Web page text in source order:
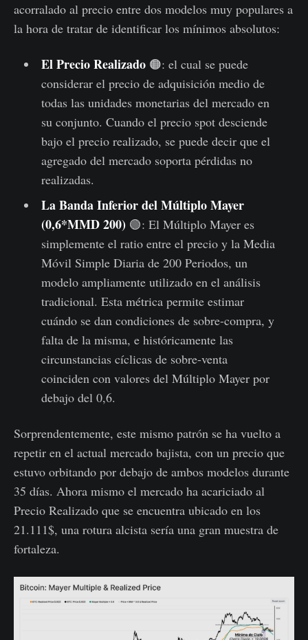
acorralado al precio entre dos modelos muy populares a
la hora de tratar de identificar los mínimos absolutos:
El Precio Realizado🟠: el cual se puede
considerar el precio de adquisición medio de
todas las unidades monetarias del mercado en
su conjunto. Cuando el precio spot desciende
bajo el precio realizado, se puede decir que el
agregado del mercado soporta pérdidas no
realizadas.
La Banda Inferior del Múltiplo Mayer
(0,6*MMD 200) 🟢: El Múltiplo Mayer es
simplemente el ratio entre el precio y la Media
Móvil Simple Diaria de 200 Periodos, un
modelo ampliamente utilizado en el análisis
tradicional. Esta métrica permite estimar
cuándo se dan condiciones de sobre-compra, y
falta de la misma, e históricamente las
circunstancias cíclicas de sobre-venta
coinciden con valores del Múltiplo Mayer por
debajo del 0,6.
Sorprendentemente, este mismo patrón se ha vuelto a
repetir en el actual mercado bajista, con un precio que
estuvo orbitando por debajo de ambos modelos durante
35 días. Ahora mismo el mercado ha acariciado al
Precio Realizado que se encuentra ubicado en los
21.111$, una rotura alcista sería una gran muestra de
fortaleza.